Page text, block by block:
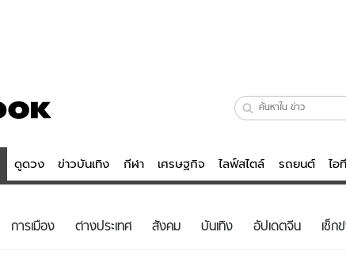
ดูดวง ข่าวบันเทิง กีฬา เศรษฐกิจ ไลฟ์สไตล์ รถยนต์ ไอที
ดูดวง - ตรวจหวย ไลฟ์สไตล์
การเมือง ต่างประเทศ สังคม บันเทิง อัปเดตจีน เช็ก